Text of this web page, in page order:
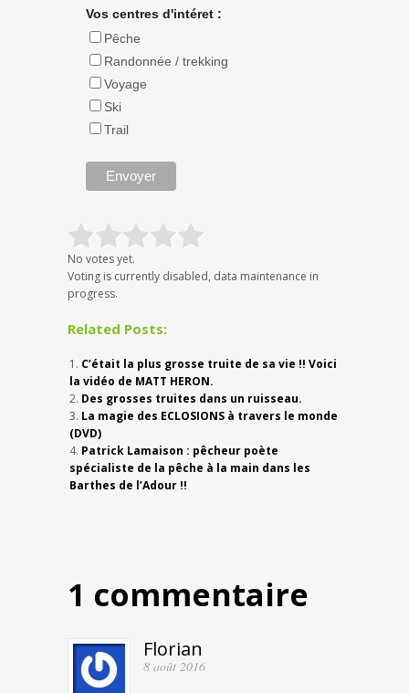
Vos centres d'intéret :
Pêche
Randonnée / trekking
Voyage
Ski
Trail
No votes yet.
Voting is currently disabled, data maintenance in
progress.
Related Posts:
C’était la plus grosse truite de sa vie !! Voici
la vidéo de MATT HERON.
Des grosses truites dans un ruisseau.
La magie des ECLOSIONS à travers le monde
(DVD)
Patrick Lamaison : pêcheur poète
spécialiste de la pêche à la main dans les
Barthes de l’Adour !!
1 commentaire
Florian
8 août 2016